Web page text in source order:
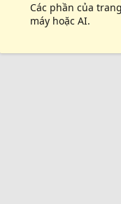
Các phần của
máy hoặc AI.